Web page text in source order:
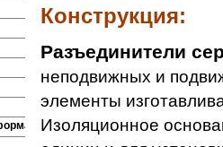
Конструкция:
Разъединители
неподвижных и
элементы
Изоляционное